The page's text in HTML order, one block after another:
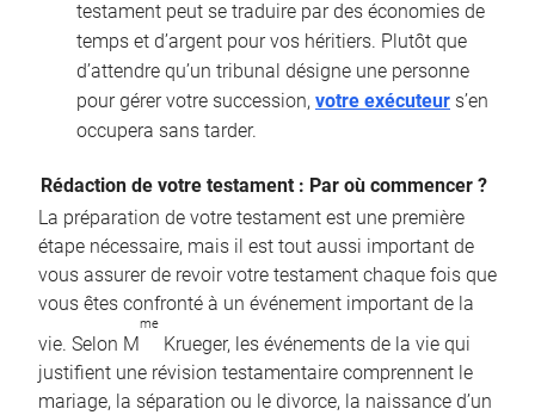
testament peut se traduire par des économies de
temps et d’argent pour vos héritiers. Plutôt que
d’attendre qu’un tribunal désigne une personne
pour gérer votre succession, votre exécuteur s’en
occupera sans tarder.
Rédaction de votre testament : Par où commencer ?
La préparation de votre testament est une première
étape nécessaire, mais il est tout aussi important de
vous assurer de revoir votre testament chaque fois que
vous êtes confronté à un événement important de la
vie. Selon M
me
Krueger, les événements de la vie qui
justifient une révision testamentaire comprennent le
mariage, la séparation ou le divorce, la naissance d’un